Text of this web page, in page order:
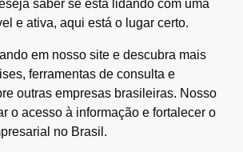
saber se está lidando com uma
e ativa, aqui está o lugar certo.
em nosso site e descubra mais
ferramentas de consulta e
outras empresas brasileiras. Nosso
o acesso à informação e fortalecer o
no Brasil.